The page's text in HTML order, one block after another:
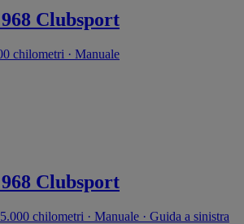
Clubsport
chilometri · Manuale
Clubsport
chilometri · Manuale · Guida a sinistra